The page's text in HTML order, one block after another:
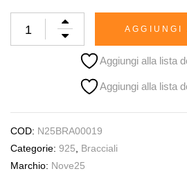
AGGIUNGI
Aggiungi alla lista
Aggiungi alla lista
COD: N25BRA00019
Categorie: 925
Bracciali
Marchio: Nove25